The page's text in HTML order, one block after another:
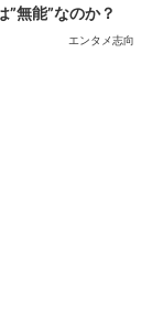
”無能”なのか？
エンタメ志向